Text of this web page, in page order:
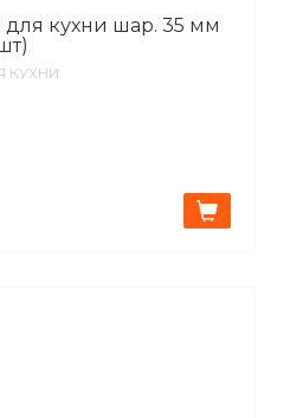
кухни шар. 35 мм
КУХНИ